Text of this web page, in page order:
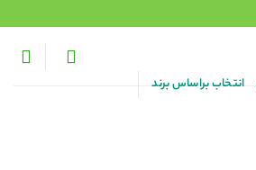
انتخاب براساس برند